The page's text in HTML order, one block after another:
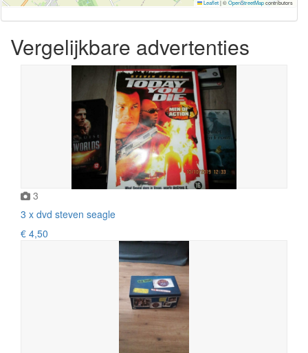
Leaflet|©OpenStreetMapcontributors
Vergelijkbare advertenties
3
3 x dvd steven seagle
€ 4,50